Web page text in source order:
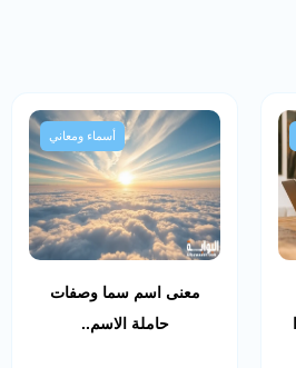
أسماء ومعاني
معنى اسم سما وصفات
حاملة الاسم..